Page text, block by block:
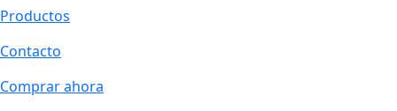
Productos
Contacto
Comprar ahora